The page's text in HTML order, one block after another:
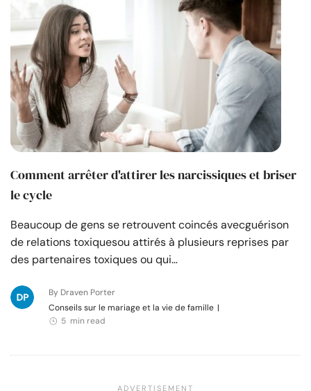
Comment arrêter d'attirer les narcissiques et briser
le cycle
Beaucoup de gens se retrouvent coincés avecguérison
de relations toxiquesou attirés à plusieurs reprises par
des partenaires toxiques ou qui…
By Draven Porter
Conseils sur le mariage et la vie de famille |
5 min read